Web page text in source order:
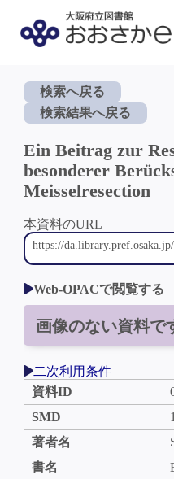
検索へ戻る
検索結果へ戻る
Ein Beitrag zur
besonderer
Meisselresection
本資料のURL
Web-OPACで閲覧する
画像のない資料で
二次利用条件
資料ID
SMD
著者名
書名